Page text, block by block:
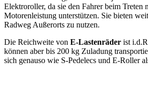
Elektroroller, da sie den Fahrer beim Treten
Motorenleistung unterstützen. Sie bieten
Radweg Außerorts zu nutzen.
Die Reichweite von E-Lastenräder ist
können aber bis 200 kg Zuladung
sich genauso wie S-Pedelecs und E-Roller